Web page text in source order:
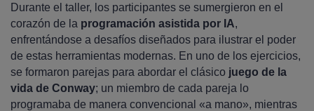
Durante el taller, los participantes se sumergieron en el
corazón de la programación asistida por IA,
enfrentándose a desafíos diseñados para ilustrar el poder
de estas herramientas modernas. En uno de los ejercicios,
se formaron parejas para abordar el clásico juego de la
vida de Conway; un miembro de cada pareja lo
programaba de manera convencional «a mano», mientras